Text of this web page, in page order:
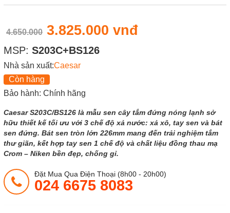
4.650.000 3.825.000 vnđ
MSP: S203C+BS126
Nhà sản xuất:Caesar
Còn hàng
Bảo hành: Chính hãng
Caesar S203C/BS126 là mẫu sen cây tắm đứng nóng lạnh sở
hữu thiết kế tối ưu với 3 chế độ xả nước: xả xô, tay sen và bát
sen đứng. Bát sen tròn lớn 226mm mang đến trải nghiệm tắm
thư giãn, kết hợp tay sen 1 chế độ và chất liệu đồng thau mạ
Crom – Niken bền đẹp, chống gỉ.
Đặt Mua Qua Điện Thoại (8h00 - 20h00)
024 6675 8083